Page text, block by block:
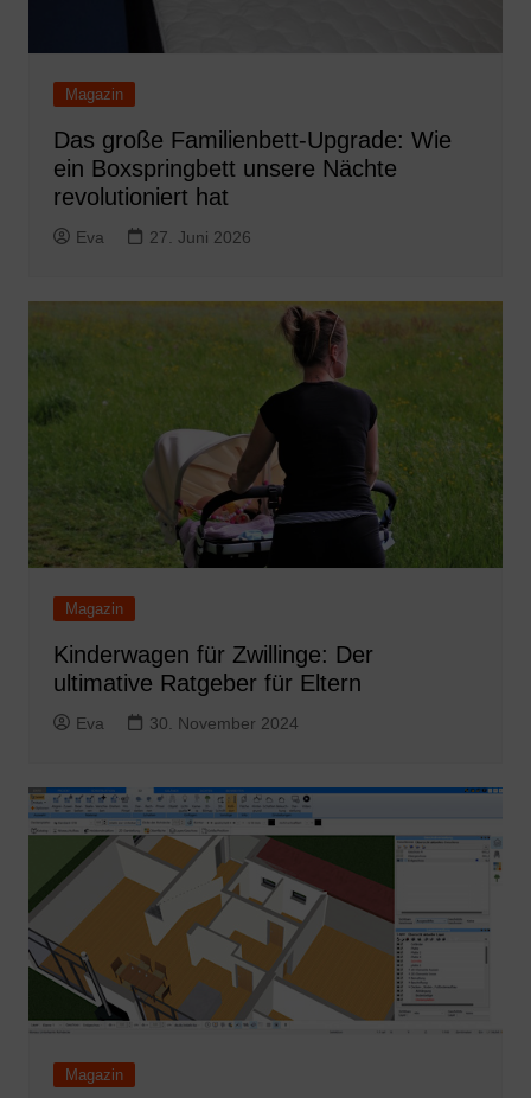
Magazin
Das große Familienbett-Upgrade: Wie
ein Boxspringbett unsere Nächte
revolutioniert hat
Eva 27. Juni 2026
Magazin
Kinderwagen für Zwillinge: Der
ultimative Ratgeber für Eltern
Eva 30. November 2024
Magazin